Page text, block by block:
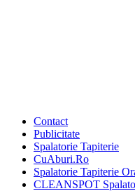
Contact
Publicitate
Spalatorie Tapiterie
CuAburi.Ro
Spalatorie Tapiterie
CLEANSPOT